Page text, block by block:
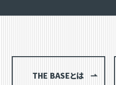
THE BASEとは